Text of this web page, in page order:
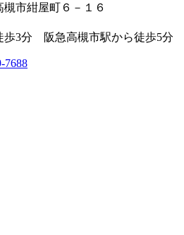
槻市紺屋町６－１６
歩3分 阪急高槻市駅から徒歩5分